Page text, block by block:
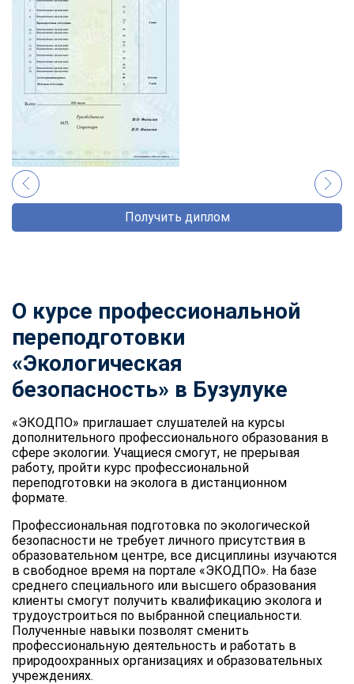
Получить диплом
О курсе профессиональной
переподготовки
«Экологическая
безопасность» в Бузулуке
«ЭКОДПО» приглашает слушателей на курсы
дополнительного профессионального образования в
сфере экологии. Учащиеся смогут, не прерывая
работу, пройти курс профессиональной
переподготовки на эколога в дистанционном
формате.
Профессиональная подготовка по экологической
безопасности не требует личного присутствия в
образовательном центре, все дисциплины изучаются
в свободное время на портале «ЭКОДПО». На базе
среднего специального или высшего образования
клиенты смогут получить квалификацию эколога и
трудоустроиться по выбранной специальности.
Полученные навыки позволят сменить
профессиональную деятельность и работать в
природоохранных организациях и образовательных
учреждениях.